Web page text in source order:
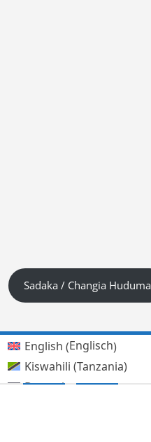
Sadaka / Changia Huduma
English (Englisch)
Kiswahili (Tanzania)
Deutsch